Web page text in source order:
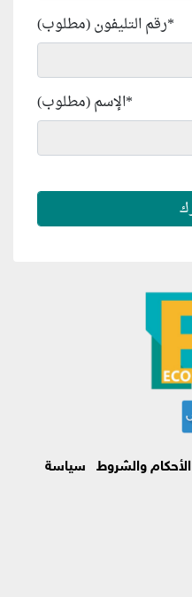
رقم التليفون (مطلوب)*
الإسم (مطلوب)*
الأحكام والشروط
سياسة